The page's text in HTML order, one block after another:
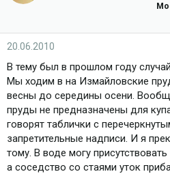
20.06.2010
В тему был в прошлом году
Мы ходим в на Измайловские
весны до середины осени.
пруды не предназначены для
говорят таблички с
запретительные надписи. И я
тому. В воде могу
а соседство со стаями уток